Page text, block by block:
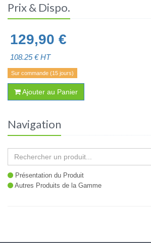
Prix & Dispo.
129,90 €
108.25€ HT
Sur commande (15 jours)
Ajouter au Panier
Navigation
Présentation du Produit
Autres Produits de la Gamme